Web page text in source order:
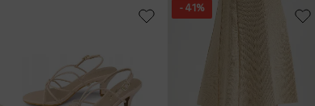
- 41%